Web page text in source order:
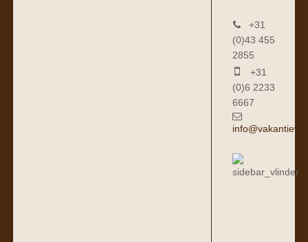
+31
(0)43 455
2855
+31
(0)6 2233
6667